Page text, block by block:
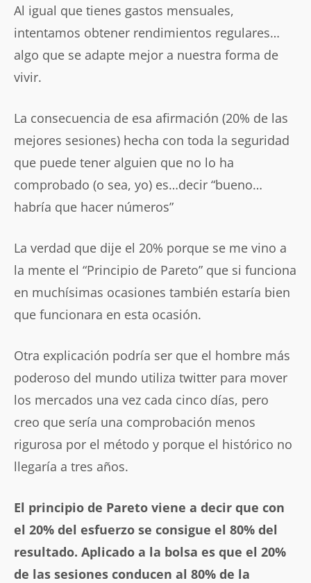
Al igual que tienes gastos mensuales,
intentamos obtener rendimientos regulares…
algo que se adapte mejor a nuestra forma de
vivir.
La consecuencia de esa afirmación (20% de las
mejores sesiones) hecha con toda la seguridad
que puede tener alguien que no lo ha
comprobado (o sea, yo) es…decir “bueno…
habría que hacer números”
La verdad que dije el 20% porque se me vino a
la mente el “Principio de Pareto” que si funciona
en muchísimas ocasiones también estaría bien
que funcionara en esta ocasión.
Otra explicación podría ser que el hombre más
poderoso del mundo utiliza twitter para mover
los mercados una vez cada cinco días, pero
creo que sería una comprobación menos
rigurosa por el método y porque el histórico no
llegaría a tres años.
El principio de Pareto viene a decir que con
el 20% del esfuerzo se consigue el 80% del
resultado. Aplicado a la bolsa es que el 20%
de las sesiones conducen al 80% de la